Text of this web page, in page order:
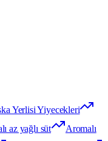
Yerlisi Yiyecekleri
az yağlı süt
Aromalı